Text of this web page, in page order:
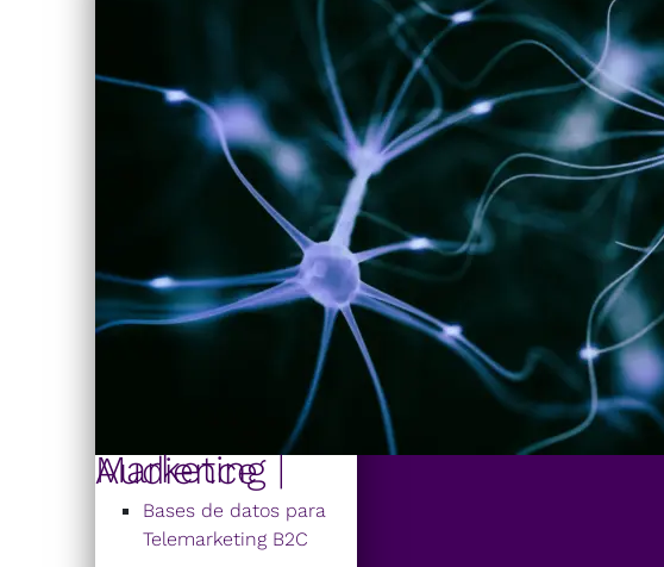
Marketing | Audience
Bases de datos para
Telemarketing B2C